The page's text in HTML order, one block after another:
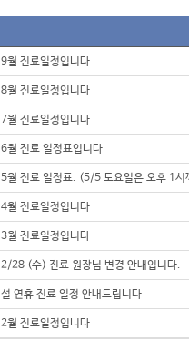
9월 진료일정입니다
8월 진료일정입니다
7월 진료일정입니다
6월 진료 일정표입니다
5월 진료 일정표. (5/5 토요일은 오후 1시
4월 진료일정입니다
3월 진료일정입니다
2/28 (수) 진료 원장님 변경 안내입니다.
설 연휴 진료 일정 안내드립니다
2월 진료일정입니다